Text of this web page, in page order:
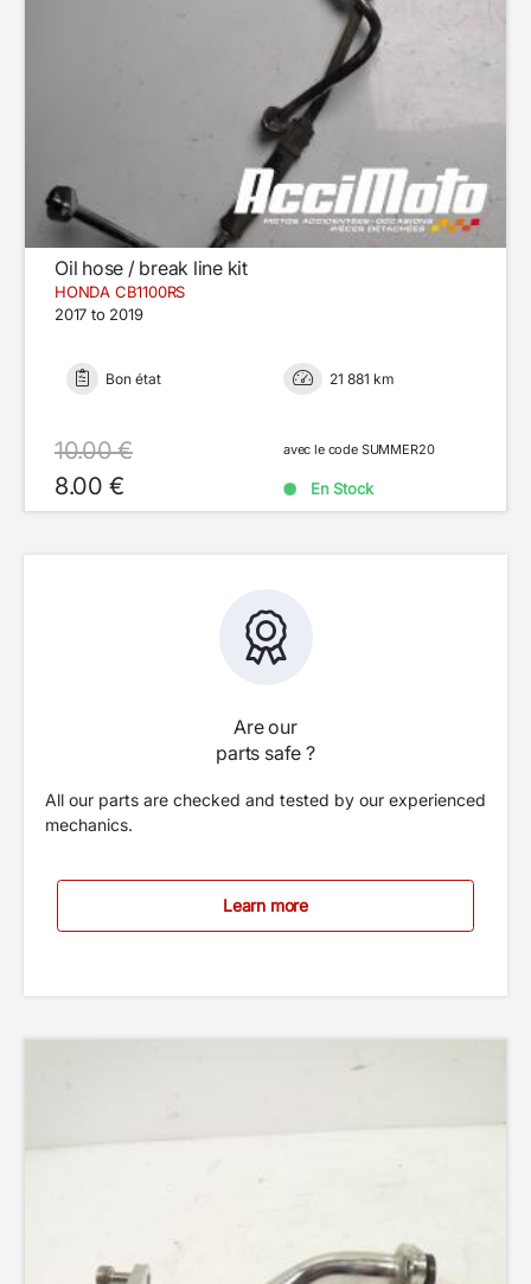
Oil hose / break line kit
HONDA CB1100RS
2017 to 2019
Bon état 21 881 km
10.00 €
8.00 €
avec le code SUMMER20
En Stock
Are our
parts safe ?
All our parts are checked and tested by our experienced
mechanics.
Learn more